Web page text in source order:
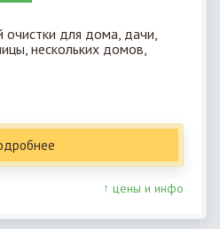
очистки для дома, дачи,
нескольких домов,
↑ цены и инфо